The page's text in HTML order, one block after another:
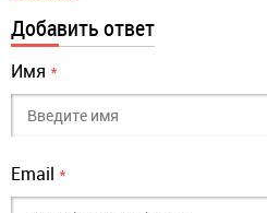
Добавить ответ
Имя *
Email *